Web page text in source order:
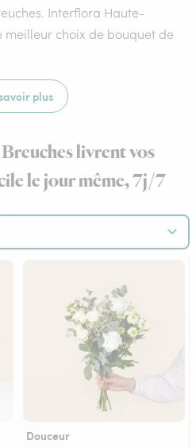
Interflora Haute-
meilleur choix de bouquet de
plus
livrent vos
le jour même, 7j/7
Douceur